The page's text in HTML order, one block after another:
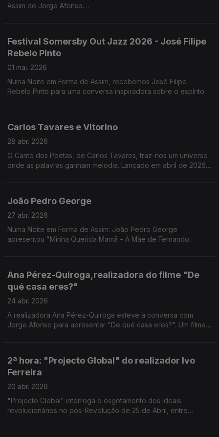
Assim de Jorge Afonso.
Festival Somersby Out Jazz 2026 - José Filipe
Rebelo Pinto
01 mai. 2026
Numa Noite em Forma de Assim, recebemos José Filipe
Rebelo Pinto para uma conversa inspiradora sobre o espírito
Carlos Tavares e Vitorino
28 abr. 2026
O Canto dos Poetas, de Carlos Tavares, traz-nos um universo
onde as palavras ganham melodia. Lançado em abril de 2026,
João Pedro George
27 abr. 2026
Numa Noite em Forma de Assim: João Pedro George
apresentou "Minha Querida Mamã – A Mãe de Fernando
Ana Pérez-Quiroga,realizadora do filme "De
qué casa eres?"
24 abr. 2026
A realizadora Ana Pérez-Quiroga esteve à conversa com
Jorge Afonso para apresentar "De qué casa eres?". Um filme
2ª hora: "Projecto Global" do realizador Ivo
Ferreira
20 abr. 2026
"Projecto Global" interroga o esgotamento dos ideais
revolucionários no pós-Revolução de 25 de Abril, entre